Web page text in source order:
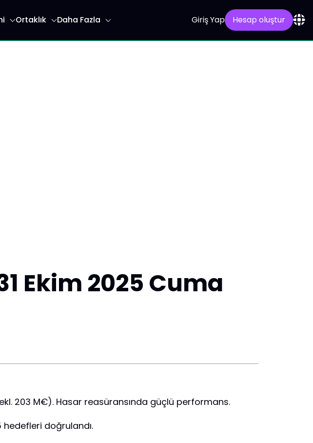
Ortaklık Daha Fazla Giriş Yap Hesap oluştur
Ekim 2025 Cuma
203 M€). Hasar reasüransında güçlü performans.
doğrulandı.